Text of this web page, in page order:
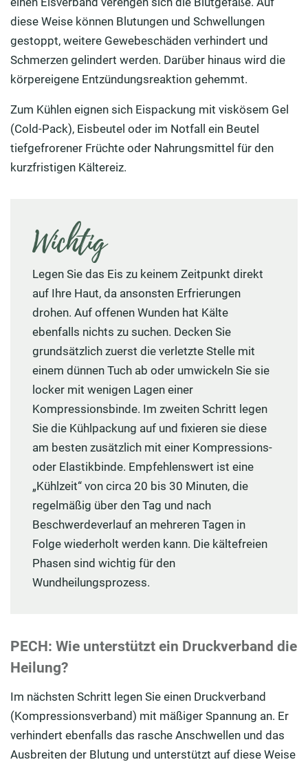
diese Weise können Blutungen und Schwellungen
gestoppt, weitere Gewebeschäden verhindert und
Schmerzen gelindert werden. Darüber hinaus wird die
körpereigene Entzündungsreaktion gehemmt.
Zum Kühlen eignen sich Eispackung mit viskösem Gel
(Cold-Pack), Eisbeutel oder im Notfall ein Beutel
tiefgefrorener Früchte oder Nahrungsmittel für den
kurzfristigen Kältereiz.
Wichtig
Legen Sie das Eis zu keinem Zeitpunkt direkt
auf Ihre Haut, da ansonsten Erfrierungen
drohen. Auf offenen Wunden hat Kälte
ebenfalls nichts zu suchen. Decken Sie
grundsätzlich zuerst die verletzte Stelle mit
einem dünnen Tuch ab oder umwickeln Sie sie
locker mit wenigen Lagen einer
Kompressionsbinde. Im zweiten Schritt legen
Sie die Kühlpackung auf und fixieren sie diese
am besten zusätzlich mit einer Kompressions-
oder Elastikbinde. Empfehlenswert ist eine
„Kühlzeit“ von circa 20 bis 30 Minuten, die
regelmäßig über den Tag und nach
Beschwerdeverlauf an mehreren Tagen in
Folge wiederholt werden kann. Die kältefreien
Phasen sind wichtig für den
Wundheilungsprozess.
PECH: Wie unterstützt ein Druckverband die
Heilung?
Im nächsten Schritt legen Sie einen Druckverband
(Kompressionsverband) mit mäßiger Spannung an. Er
verhindert ebenfalls das rasche Anschwellen und das
Ausbreiten der Blutung und unterstützt auf diese Weise